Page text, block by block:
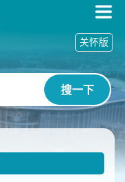
搜一下
关怀版